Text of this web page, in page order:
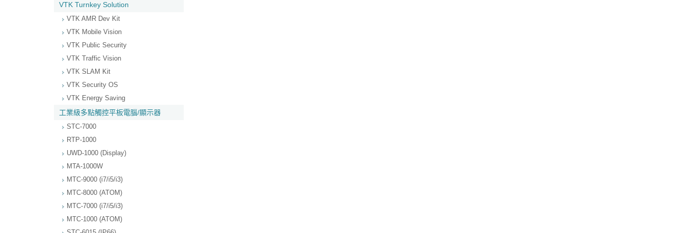
VTK Turnkey Solution
VTK AMR Dev Kit
VTK Mobile Vision
VTK Public Security
VTK Traffic Vision
VTK SLAM Kit
VTK Security OS
VTK Energy Saving
工業級多點觸控平板電腦/顯示器
STC-7000
RTP-1000
UWD-1000 (Display)
MTA-1000W
MTC-9000 (i7/i5/i3)
MTC-8000 (ATOM)
MTC-7000 (i7/i5/i3)
MTC-1000 (ATOM)